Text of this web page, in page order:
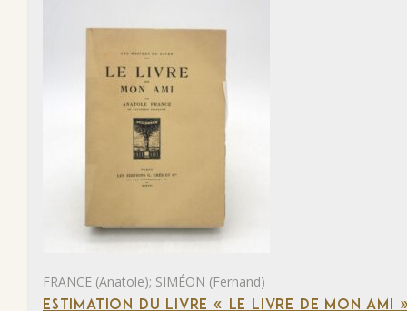
FRANCE (Anatole); SIMÉON (Fernand)
ESTIMATION DU LIVRE « LE LIVRE DE MON AMI